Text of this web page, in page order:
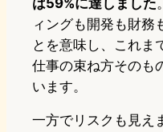
は59%に達しました
ィングも開発も財務
とを意味し、これま
仕事の束ね方そのも
います。
一方でリスクも見え